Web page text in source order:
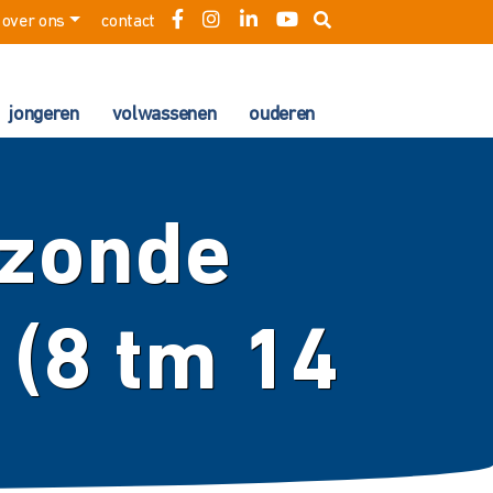
over ons contact
jongeren volwassenen ouderen
tm 14